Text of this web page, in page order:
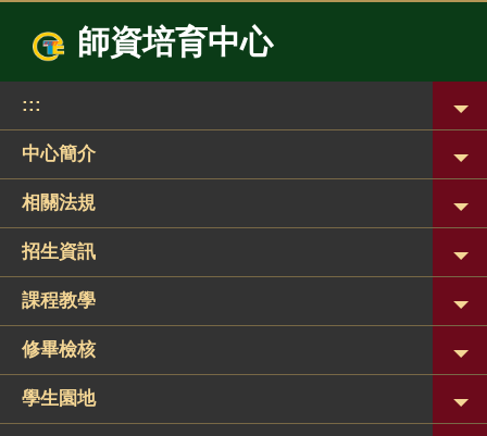
要
內
容
區
師資培育中心
:::
中心簡介
相關法規
招生資訊
課程教學
修畢檢核
學生園地